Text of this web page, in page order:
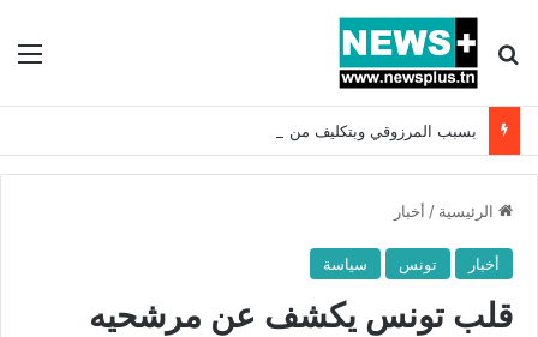
بحث عن
الرئيسية / أخبار
أخبار تونس سياسة
قلب تونس يكشف عن مرشحيه